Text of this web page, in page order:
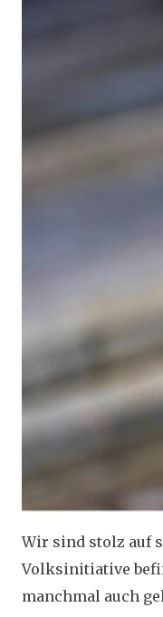
Wir sind stolz auf
Volksinitiative
manchmal auch